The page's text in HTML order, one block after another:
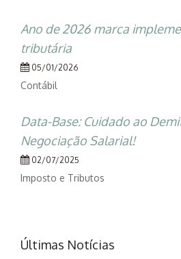
Ano de 2026 marca
tributária
05/01/2026
Contábil
Data-Base: Cuidado ao
Negociação Salarial!
02/07/2025
Imposto e Tributos
Últimas Notícias